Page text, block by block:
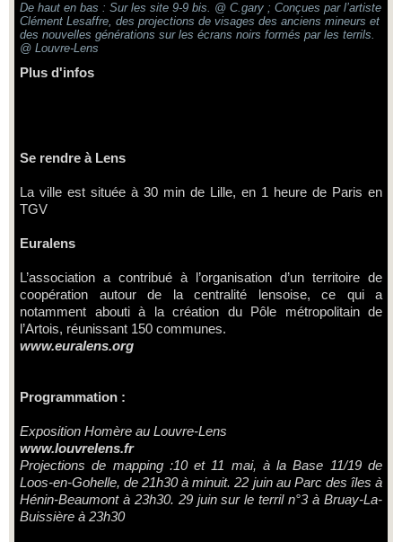
De haut en bas : Sur les site 9-9 bis. @ C.gary ; Conçues par l’artiste
Clément Lesaffre, des projections de visages des anciens mineurs et
des nouvelles générations sur les écrans noirs formés par les terrils.
@ Louvre-Lens
Plus d'infos
Se rendre à Lens
La ville est située à 30 min de Lille, en 1 heure de Paris en
TGV
Euralens
L’association a contribué à l’organisation d’un territoire de
coopération autour de la centralité lensoise, ce qui a
notamment abouti à la création du Pôle métropolitain de
l’Artois, réunissant 150 communes.
www.euralens.org
Programmation :
Exposition Homère au Louvre-Lens
www.louvrelens.fr
Projections de mapping :10 et 11 mai, à la Base 11/19 de
Loos-en-Gohelle, de 21h30 à minuit. 22 juin au Parc des îles à
Hénin-Beaumont à 23h30. 29 juin sur le terril n°3 à Bruay-La-
Buissière à 23h30